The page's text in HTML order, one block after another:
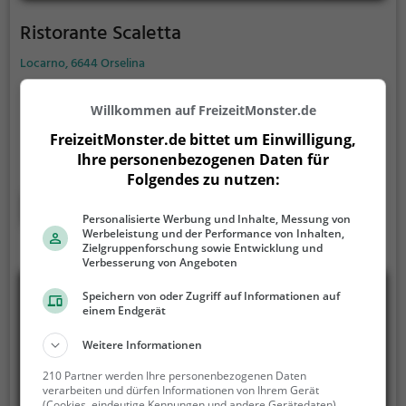
Ristorante Scaletta
Locarno, 6644 Orselina
Maggiore, findet man das charmante Ristorante
Scaletta. Hier kann man in entspannter Atmosphäre
köstliche Cocktails und eine Vielzahl an
vegetarischen Gerichten genießen. Ob für ein
Brunch, das Restaurant bietet eine
abwechslungsreiche Auswahl.
Willkommen auf FreizeitMonster.de
FreizeitMonster.de bittet um Einwilligung,
Ihre personenbezogenen Daten für
Folgendes zu nutzen:
Personalisierte Werbung und Inhalte, Messung von
Werbeleistung und der Performance von Inhalten,
Zielgruppenforschung sowie Entwicklung und
Verbesserung von Angeboten
Speichern von oder Zugriff auf Informationen auf
einem Endgerät
Weitere Informationen
210 Partner werden Ihre personenbezogenen Daten
verarbeiten und dürfen Informationen von Ihrem Gerät